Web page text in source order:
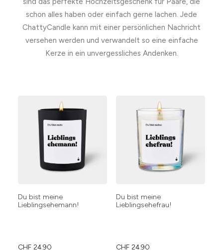
Nachfüllset
Über uns
Kontakt
schon alles haben oder einfach gerne lachen. Jede
ChattyCandle kann mit einer persönlichen Nachricht
versehen werden und verwandelt so eine einfache
Kerze in ein unvergessliches Andenken.
Du bist meine
Lieblingsehemann!
CHF 24.90
Du bist meine
Lieblingsehefrau!
CHF 24.90
CHF22.90 + HINZUFÜGEN